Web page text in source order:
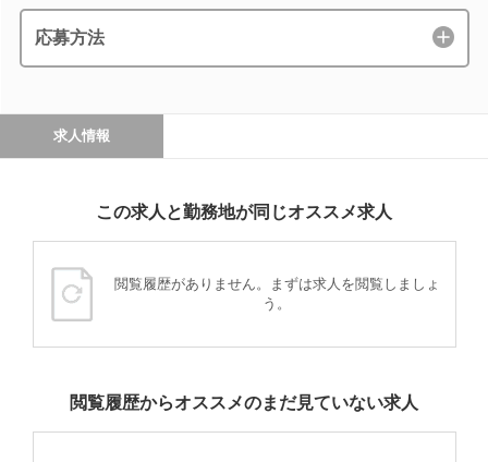
応募方法
求人情報
この求人と勤務地が同じオススメ求人
閲覧履歴がありません。まずは求人を閲覧しましょ
う。
閲覧履歴からオススメのまだ見ていない求人